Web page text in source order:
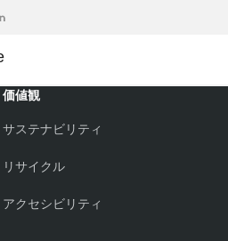
価値観
サステナビリティ
リサイクル
アクセシビリティ